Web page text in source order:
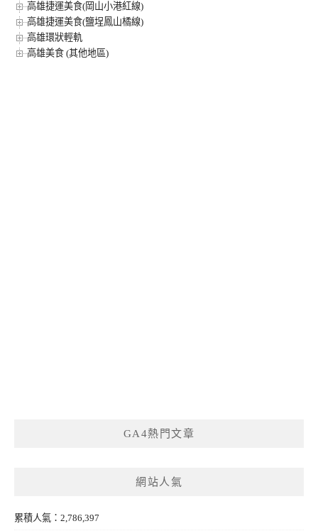
高雄捷運美食(岡山小港紅線)
高雄捷運美食(鹽埕鳳山橘線)
高雄環狀輕軌
高雄美食 (其他地區)
GA4熱門文章
網站人氣
累積人氣：2,786,397